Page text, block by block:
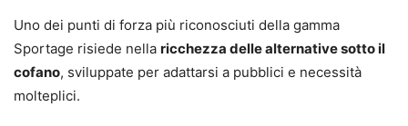
Uno dei punti di forza più riconosciuti della gamma
Sportage risiede nella ricchezza delle alternative sotto il
cofano, sviluppate per adattarsi a pubblici e necessità
molteplici.